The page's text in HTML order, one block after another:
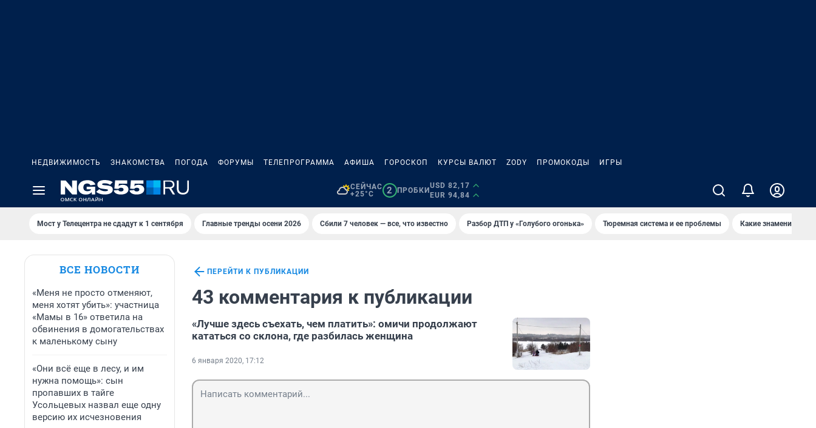
НЕДВИЖИМОСТЬ ЗНАКОМСТВА ПОГОДА ФОРУМЫ ТЕЛЕПРОГРАММА АФИША ГОРОСКОП КУРСЫ ВАЛЮТ ZODY ПРОМОКОДЫ ИГРЫ
СЕЙЧАС
+25°C
2 ПРОБКИ
USD 82,17
EUR 94,84
Мост у Телецентра не сдадут к 1 сентября Главные тренды осени 2026 Сбили 7 человек — все, что известно Разбор ДТП у «Голубого огонька» Тюремная система и ее проблемы Какие знаменитости
ВСЕ НОВОСТИ
«Меня не просто отменяют,
меня хотят убить»: участница
«Мамы в 16» ответила на
обвинения в домогательствах
к маленькому сыну
«Они всё еще в лесу, и им
нужна помощь»: сын
пропавших в тайге
Усольцевых назвал еще одну
версию их исчезновения
ПЕРЕЙТИ К ПУБЛИКАЦИИ
43 комментария к публикации
«Лучше здесь съехать, чем платить»: омичи продолжают
кататься со склона, где разбилась женщина
6 января 2020, 17:12